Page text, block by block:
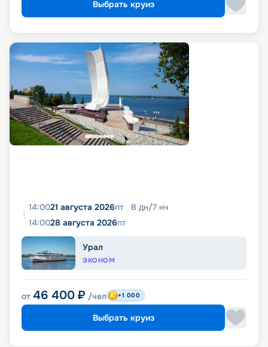
Выбрать круиз
14:0021 августа 2026пт 8 дн/7 нч
14:0028 августа 2026пт
Урал
ЭКОНОМ
от 46 400 ₽ /чел +1 000
Выбрать круиз